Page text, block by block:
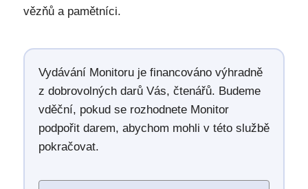
vězňů a pamětníci.
Vydávání Monitoru je financováno výhradně
z dobrovolných darů Vás, čtenářů. Budeme
vděční, pokud se rozhodnete Monitor
podpořit darem, abychom mohli v této službě
pokračovat.